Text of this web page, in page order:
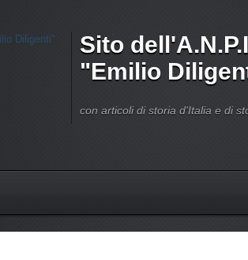
Sito
"Emilio
con articoli di storia d'Italia e di